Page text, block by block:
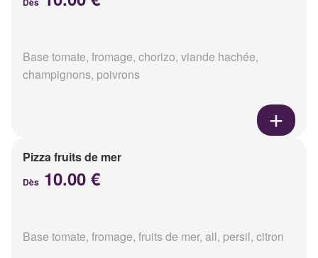
Base tomate, fromage, chorizo, viande hachée,
champignons, poivrons
Pizza fruits de mer
Dès 10.00 €
Base tomate, fromage, fruits de mer, ail, persil, citron